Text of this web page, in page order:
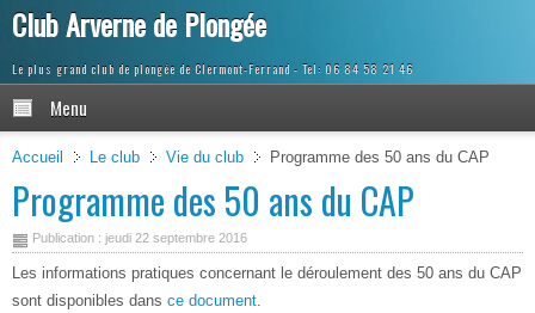
Club Arverne de Plongée
Le plus grand club de plongée de Clermont-Ferrand
Menu
Accueil Le club Vie du club Programme des 50 ans du CAP
Programme des 50 ans du CAP
Publication : jeudi 22 septembre 2016
Les informations pratiques concernant le déroulement des 50 ans du CAP
sont disponibles dans ce document.